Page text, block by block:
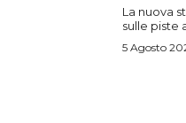
La nuova
sulle piste
5 Agosto